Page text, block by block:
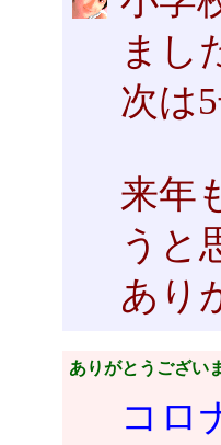
まし
次は
来年
うと
あり
ありがとうござい
コロ